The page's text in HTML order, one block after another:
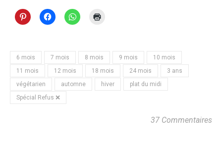
6 mois 7 mois 8 mois 9 mois
10 mois
11 mois
12 mois 18 mois 24 mois
3 ans
végétarien
automne hiver
plat du midi
Spécial Refus ❌
37 Commentaires